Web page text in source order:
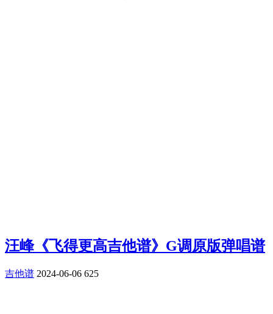
汪峰《飞得更高吉他谱》G调原版弹唱谱
吉他谱 2024-06-06 625